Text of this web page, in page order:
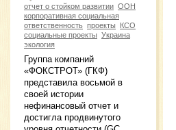
отчет о стойком развитии ООН
корпоративная социальная
ответственность проекты
КСО
социальные проекты Украина
экология
Группа компаний
«ФОКСТРОТ» (ГКФ)
представила восьмой в
своей истории
нефинансовый отчет и
достигла продвинутого